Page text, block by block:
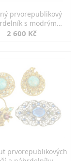
prvorepublikový
s modrým
spinelem
2 600 Kč
prvorepublikových